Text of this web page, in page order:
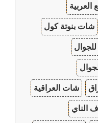
العربية
شات بنوتة كول
شات العراقية
الناي